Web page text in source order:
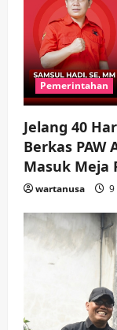
Pemerintahan
Jelang 40
Berkas PAW
Masuk Meja
wartanusa 9